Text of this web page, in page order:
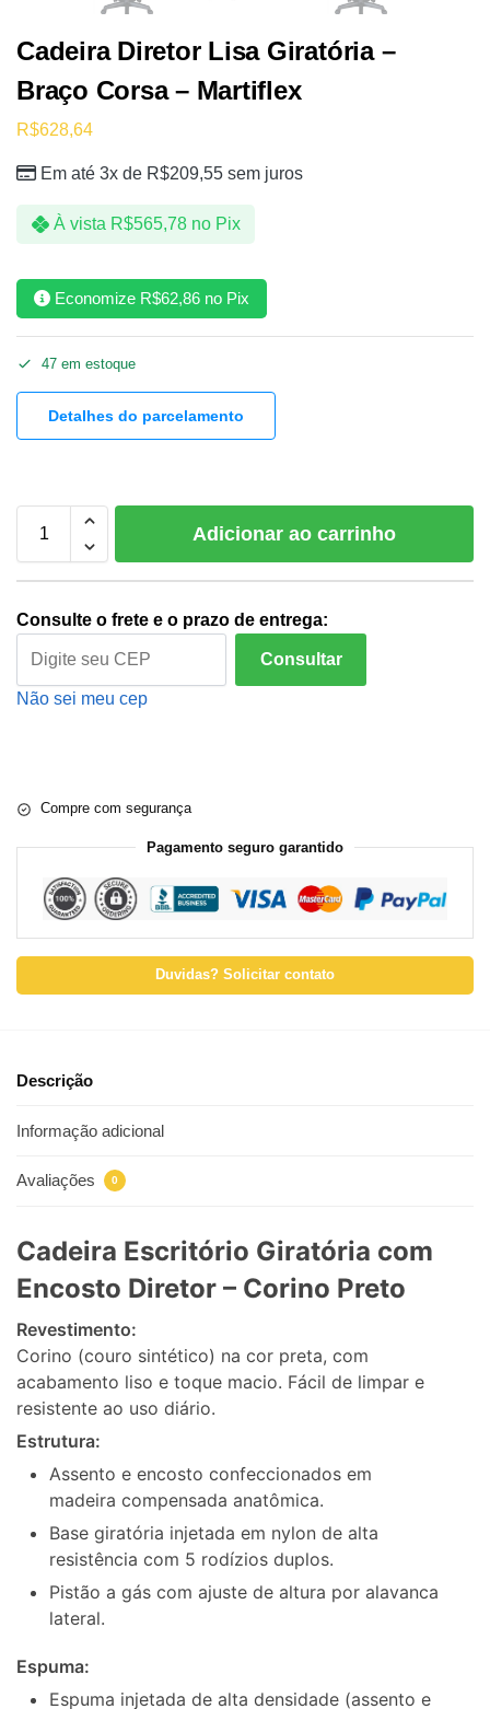
Cadeira Diretor Lisa Giratória –
Braço Corsa – Martiflex
R$628,64
À vista R$565,78 no Pix
Em até 3x de R$209,55 sem juros
Economize R$62,86 no Pix
47 em estoque
Detalhes do parcelamento
Adicionar ao carrinho
Consulte o frete e o prazo de entrega:
Consultar
Não sei meu cep
Compre com segurança
Pagamento seguro garantido
Duvidas? Solicitar contato
Descrição
Informação adicional
Avaliações 0
Cadeira Escritório Giratória com
Encosto Diretor – Corino Preto
Revestimento:
Corino (couro sintético) na cor preta, com
acabamento liso e toque macio. Fácil de limpar e
resistente ao uso diário.
Estrutura:
Assento e encosto confeccionados em
madeira compensada anatômica.
Base giratória injetada em nylon de alta
resistência com 5 rodízios duplos.
Pistão a gás com ajuste de altura por alavanca
lateral.
Espuma:
Espuma injetada de alta densidade (assento e